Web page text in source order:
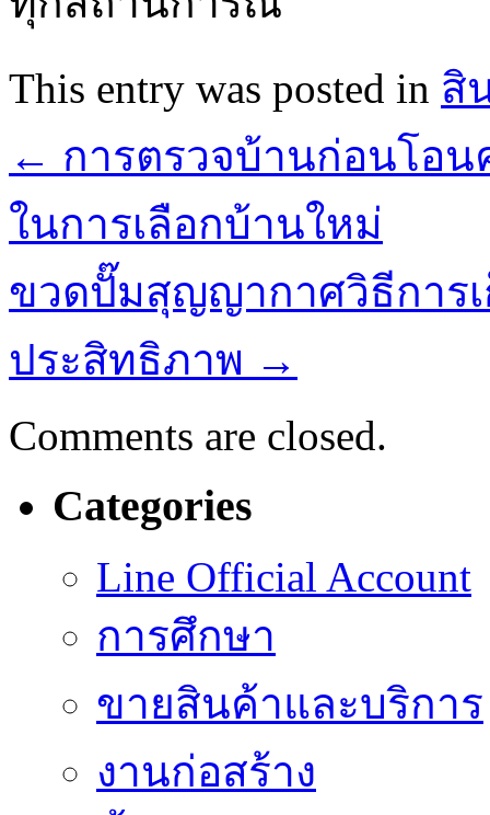
This entry was posted in สิ
← การตรวจบ้านก่อนโอน
ในการเลือกบ้านใหม่
ขวดปั๊มสุญญากาศวิธีการ
ประสิทธิภาพ →
Comments are closed.
Categories
Line Official Account
การศึกษา
ขายสินค้าและบริการ
งานก่อสร้าง